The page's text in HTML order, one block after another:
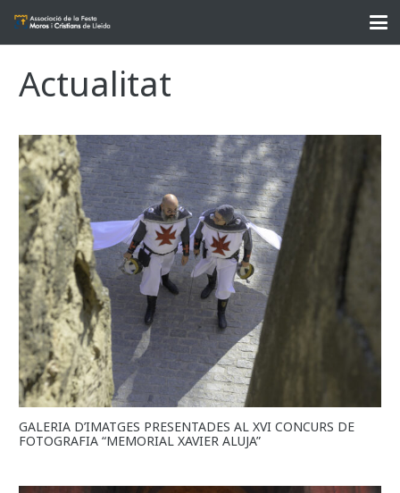
Actualitat
GALERIA D’IMATGES PRESENTADES AL XVI CONCURS DE
FOTOGRAFIA “MEMORIAL XAVIER ALUJA”